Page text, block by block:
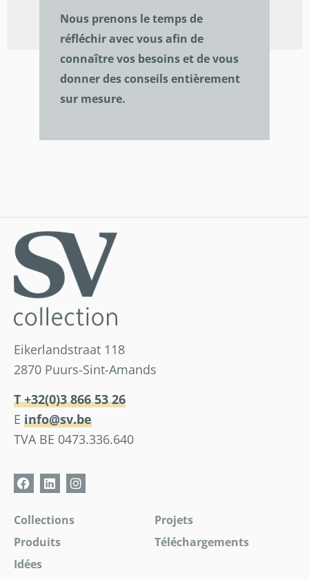
Nous prenons le temps de
réfléchir avec vous afin de
connaître vos besoins et de vous
donner des conseils entièrement
sur mesure.
Eikerlandstraat 118
2870 Puurs-Sint-Amands
T +32(0)3 866 53 26
E info@sv.be
TVA BE 0473.336.640
Collections
Projets
Produits
Téléchargements
Idées